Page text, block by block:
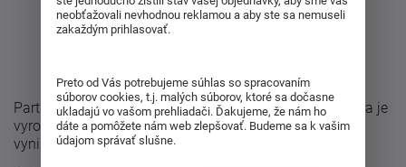
Partnerský matrac s poťahom Cashmere. Jadro matraca je
vyrobené z kombinácie pien Flexifoam, ktoré zaisťujú
vynikajúcu ortopedickosť, ...
neobťažovali nevhodnou reklamou a aby ste sa nemuseli
zakaždým prihlasovať.
Preto od Vás potrebujeme súhlas so spracovaním
súborov cookies, t.j. malých súborov, ktoré sa dočasne
ukladajú vo vašom prehliadači. Ďakujeme, že nám ho
dáte a pomôžete nám web zlepšovať. Budeme sa k vašim
údajom správať slušne.